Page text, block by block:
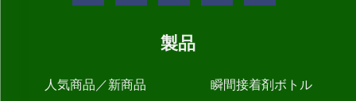
製品
人気商品／新商品
瞬間接着剤ボトル